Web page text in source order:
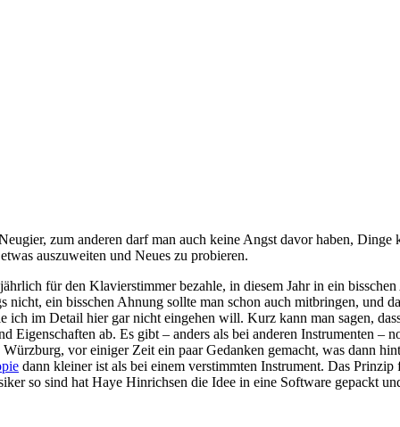
zum anderen darf man auch keine Angst davor haben,
auszuweiten und Neues zu probieren.
für den Klavierstimmer bezahle, in diesem Jahr in ein
ein bisschen Ahnung sollte man schon auch mitbringen, und
ich im Detail hier gar nicht eingehen will. Kurz kann man sagen,
Eigenschaften ab. Es gibt – anders als bei anderen Instrumenten –
vor einiger Zeit ein paar Gedanken gemacht, was dann
dann kleiner ist als bei einem verstimmten Instrument. Das
so sind hat Haye Hinrichsen die Idee in eine Software gepackt